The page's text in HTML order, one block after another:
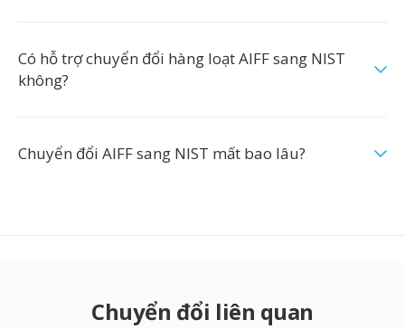
Có hỗ trợ chuyển đổi hàng loạt AIFF sang NIST
không?
Chuyển đổi AIFF sang NIST mất bao lâu?
Chuyển đổi liên quan